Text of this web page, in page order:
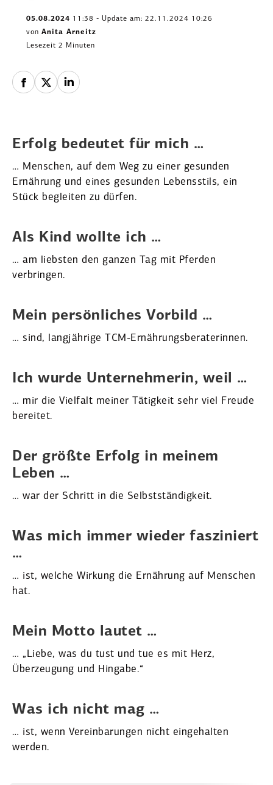
05.08.2024 11:38 - Update am: 22.11.2024 10:26
von Anita Arneitz
Lesezeit 2 Minuten
Erfolg bedeutet für mich …
… Menschen, auf dem Weg zu einer gesunden
Ernährung und eines gesunden Lebens­stils, ein
Stück begleiten zu dürfen.
Als Kind wollte ich …
… am liebsten den ganzen Tag mit Pferden
verbringen.
Mein persön­liches Vorbild …
… sind, langjährige TCM-Ernäh­rungs­be­ra­te­rinnen.
Ich wurde Unter­neh­merin, weil …
… mir die Vielfalt meiner Tätigkeit sehr viel Freude
bereitet.
Der größte Erfolg in meinem
Leben …
… war der Schritt in die Selbst­stän­digkeit.
Was mich immer wieder faszi­niert
…
… ist, welche Wirkung die Ernährung auf Menschen
hat.
Mein Motto lautet …
… „Liebe, was du tust und tue es mit Herz,
Überzeugung und Hingabe.“
Was ich nicht mag …
… ist, wenn Verein­ba­rungen nicht einge­halten
werden.